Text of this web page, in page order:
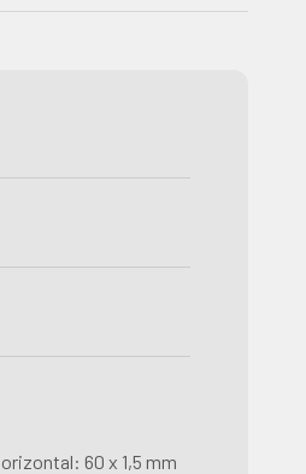
60 x 1,5 mm